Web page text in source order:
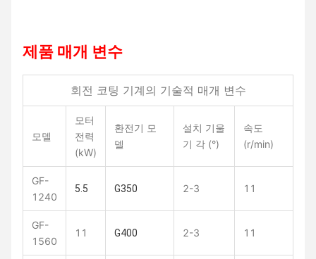
제품 매개 변수
회전 코팅 기계의 기술적 매개 변수
모델
모터
전력
(kW)
환전기 모
델
설치 기울
기 각 (°)
속도
(r/min)
GF-
1240
5.5 G350 2-3 11
GF-
1560
11 G400 2-3 11